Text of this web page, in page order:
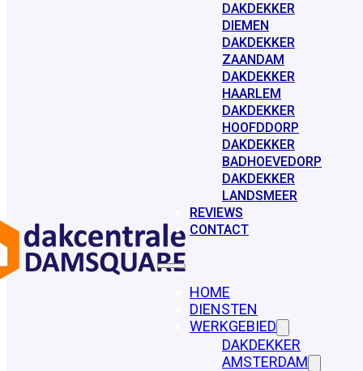
DAKDEKKER
DIEMEN
DAKDEKKER
ZAANDAM
DAKDEKKER
HAARLEM
DAKDEKKER
HOOFDDORP
DAKDEKKER
BADHOEVEDORP
DAKDEKKER
LANDSMEER
REVIEWS
CONTACT
HOME
DIENSTEN
WERKGEBIED
DAKDEKKER
AMSTERDAM